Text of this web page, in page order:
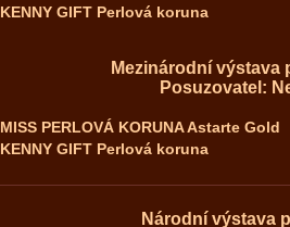
KENNY GIFT Perlová koruna
Mezinárodní výstava
Posuzovatel:
MISS PERLOVÁ KORUNA Astarte Gold
KENNY GIFT Perlová koruna
Národní výstava